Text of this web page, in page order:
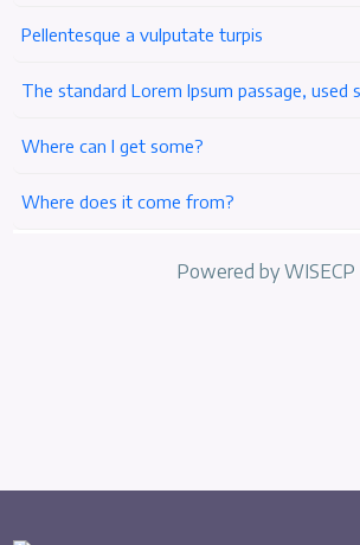
Pellentesque a vulputate turpis
The standard Lorem Ipsum passage, used
Where can I get some?
Where does it come from?
Powered byWISECP